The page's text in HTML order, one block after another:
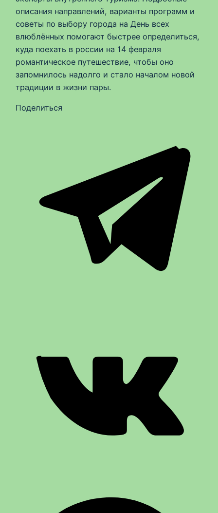
описания направлений, варианты программ и
советы по выбору города на День всех
влюблённых помогают быстрее определиться,
куда поехать в россии на 14 февраля
романтическое путешествие, чтобы оно
запомнилось надолго и стало началом новой
традиции в жизни пары.
Поделиться